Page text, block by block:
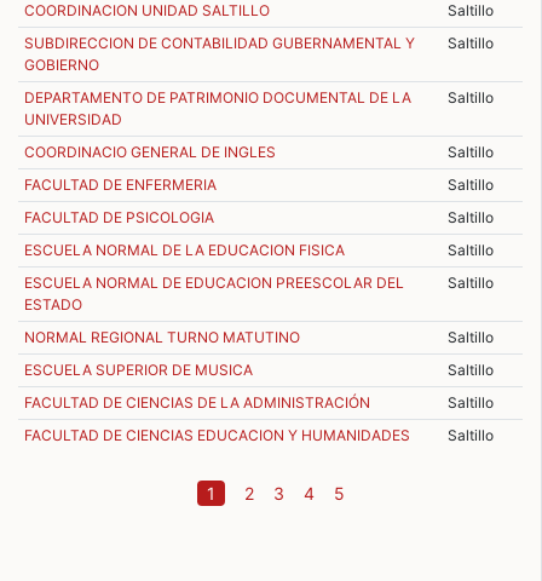
COORDINACION UNIDAD SALTILLO
Saltillo
SUBDIRECCION DE CONTABILIDAD GUBERNAMENTAL Y
GOBIERNO
Saltillo
DEPARTAMENTO DE PATRIMONIO DOCUMENTAL DE LA
UNIVERSIDAD
Saltillo
COORDINACIO GENERAL DE INGLES
Saltillo
FACULTAD DE ENFERMERIA
Saltillo
FACULTAD DE PSICOLOGIA
Saltillo
ESCUELA NORMAL DE LA EDUCACION FISICA
Saltillo
ESCUELA NORMAL DE EDUCACION PREESCOLAR DEL
ESTADO
Saltillo
NORMAL REGIONAL TURNO MATUTINO
Saltillo
ESCUELA SUPERIOR DE MUSICA
Saltillo
FACULTAD DE CIENCIAS DE LA ADMINISTRACIÓN
Saltillo
FACULTAD DE CIENCIAS EDUCACION Y HUMANIDADES
Saltillo
1 (current)
2 3 4 5